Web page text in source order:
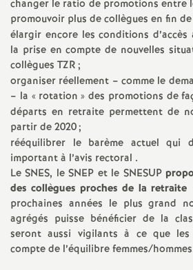
changer le ratio de promotions entre
promouvoir plus de collègues en fin
élargir encore les conditions d’accès
la prise en compte de nouvelles
collègues TZR;
organiser réellement – comme le
– la « rotation » des promotions de
départs en retraite permettent de
partir de 2020;
rééquilibrer le barème actuel qui
important à l’avis rectoral .
Le SNES, le SNEP et le SNESUP
des collègues proches de la retraite
prochaines années le plus grand
agrégés puisse bénéficier de la
seront aussi vigilants à ce que
compte de l’équilibre femmes/